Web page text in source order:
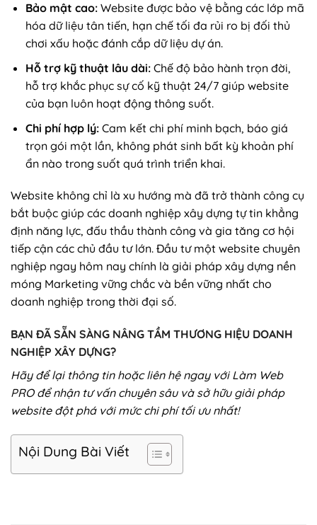
Bảo mật cao:Website được bảo vệ bằng các lớp mã
hóa dữ liệu tân tiến, hạn chế tối đa rủi ro bị đối thủ
chơi xấu hoặc đánh cắp dữ liệu dự án.
Hỗ trợ kỹ thuật lâu dài:Chế độ bảo hành trọn đời,
hỗ trợ khắc phục sự cố kỹ thuật 24/7 giúp website
của bạn luôn hoạt động thông suốt.
Chi phí hợp lý:Cam kết chi phí minh bạch, báo giá
trọn gói một lần, không phát sinh bất kỳ khoản phí
ẩn nào trong suốt quá trình triển khai.
Website không chỉ là xu hướng mà đã trở thành công cụ
bắt buộc giúp các doanh nghiệp xây dựng tự tin khẳng
định năng lực, đấu thầu thành công và gia tăng cơ hội
tiếp cận các chủ đầu tư lớn. Đầu tư một website chuyên
nghiệp ngay hôm nay chính là giải pháp xây dựng nền
móng Marketing vững chắc và bền vững nhất cho
doanh nghiệp trong thời đại số.
BẠN ĐÃ SẴN SÀNG NÂNG TẦM THƯƠNG HIỆU DOANH
NGHIỆP XÂY DỰNG?
Hãy để lại thông tin hoặc liên hệ ngay với Làm Web
PRO để nhận tư vấn chuyên sâu và sở hữu giải pháp
website đột phá với mức chi phí tối ưu nhất!
Nội Dung Bài Viết